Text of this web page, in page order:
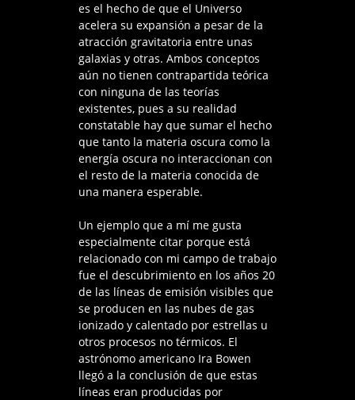
es el hecho de que el Universo
acelera su expansión a pesar de la
atracción gravitatoria entre unas
galaxias y otras. Ambos conceptos
aún no tienen contrapartida teórica
con ninguna de las teorías
existentes, pues a su realidad
constatable hay que sumar el hecho
que tanto la materia oscura como la
energía oscura no interaccionan con
el resto de la materia conocida de
una manera esperable.
Un ejemplo que a mí me gusta
especialmente citar porque está
relacionado con mi campo de trabajo
fue el descubrimiento en los años 20
de las líneas de emisión visibles que
se producen en las nubes de gas
ionizado y calentado por estrellas u
otros procesos no térmicos. El
astrónomo americano Ira Bowen
llegó a la conclusión de que estas
líneas eran producidas por